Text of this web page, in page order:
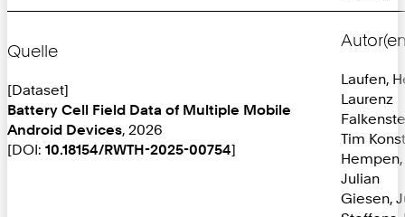
Quelle
[Dataset]
Battery Cell Field Data of Multiple Mobile
Android Devices, 2026
[DOI: 10.18154/RWTH-2025-00754]
Laufen,
Laurenz
Tim
Julian
Giesen,